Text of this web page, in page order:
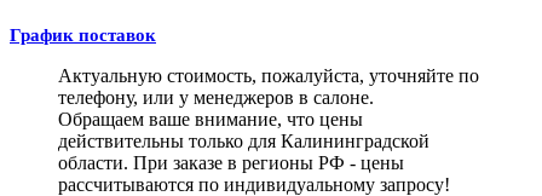
График поставок
Актуальную стоимость, пожалуйста, уточняйте по
телефону, или у менеджеров в салоне.
Обращаем ваше внимание, что цены
действительны только для Калининградской
области. При заказе в регионы РФ - цены
рассчитываются по индивидуальному запросу!